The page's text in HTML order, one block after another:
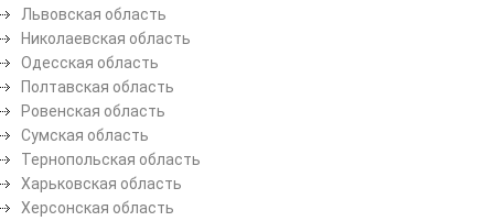
Львовская область
Николаевская область
Одесская область
Полтавская область
Ровенская область
Сумская область
Тернопольская область
Харьковская область
Херсонская область